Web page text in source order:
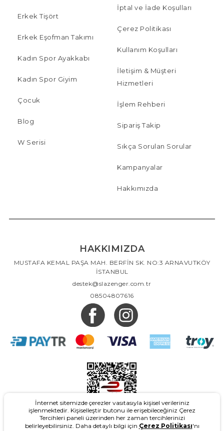
Erkek Tişört
Erkek Eşofman Takımı
Kadın Spor Ayakkabı
Kadın Spor Giyim
Çocuk
Blog
W Serisi
İptal ve İade Koşulları
Çerez Politikası
Kullanım Koşulları
İletişim & Müşteri
Hizmetleri
İşlem Rehberi
Sipariş Takip
Sıkça Sorulan Sorular
Kampanyalar
Hakkımızda
HAKKIMIZDA
MUSTAFA KEMAL PAŞA MAH. BERFİN SK. NO:3 ARNAVUTKÖY
İSTANBUL
destek@slazenger.com.tr
08504807616
İnternet sitemizde çerezler vasıtasıyla kişisel verileriniz
işlenmektedir. Kişiselleştir butonu ile erişebileceğiniz Çerez
Tercihleri paneli üzerinden her zaman tercihlerinizi
belirleyebilirsiniz. Daha detaylı bilgi için Çerez Politikası'nı